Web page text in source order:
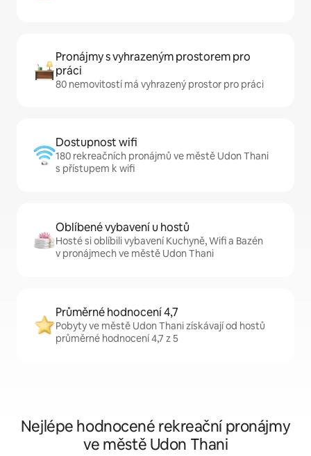
Pronájmy s vyhrazeným prostorem pro
práci
80 nemovitostí má vyhrazený prostor pro práci
Dostupnost wifi
180 rekreačních pronájmů ve městě Udon Thani
s přístupem k wifi
Oblíbené vybavení u hostů
Hosté si oblíbili vybavení Kuchyně, Wifi a Bazén
v pronájmech ve městě Udon Thani
Průměrné hodnocení 4,7
Pobyty ve městě Udon Thani získávají od hostů
průměrné hodnocení 4,7 z 5
Nejlépe hodnocené rekreační pronájmy
ve městě Udon Thani